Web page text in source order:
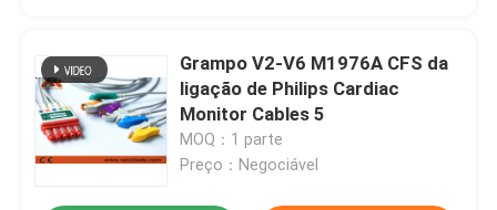
sensor spo2 reutilizável
Sensor spo2 descartável
Grampo V2-V6 M1976A CFS da
ligação de Philips Cardiac
Monitor Cables 5
MOQ：1 parte
Preço：Negociável